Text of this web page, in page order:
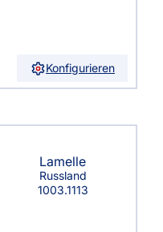
Konfigurieren
Lamelle
Russland
1003.1113